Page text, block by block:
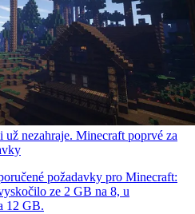
už nezahraje. Minecraft poprvé za
požadavky pro Minecraft:
ze 2 GB na 8, u
12 GB.